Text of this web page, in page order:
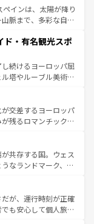
の合間には、本場の
理を堪能することも
い旅をしてみよう！
インは、太陽が降り
脈まで、多彩な自然
ラメンコ、熱気あふ
活の一部となってい
気や、バルセロナの
代ローマ遺跡や中世
るスペインはその個
了する。 なお、新着のスペイン情報は コ
ド・有名観光スポ
続けるヨーロッパ屈
塔やルーブル美術館
な宮殿、歴史的な大
然が、訪れる者を心
の国としても知ら
ス、プロヴァンスの
しみ方が可能だ。さ
ており、どの街角に
異なる文化を体験で
ス情報はコンテンツ一覧
交差するヨーロッパ
残るロマンチック街
きることがない。ベ
アルプスの絶景、そ
風景は必見。ビール
、新着の
してほしい。
共存する国。ウェス
なランドマーク、歴
優雅なアフタヌーン
国パブ、サッカー観
豊富。イギリスを旅
が、運行時刻が正確
も安心して個人旅行